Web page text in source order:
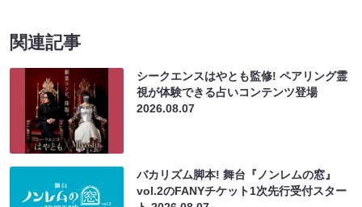
関連記事
シークエンスはやとも監修! ペアリング霊
視が体験できる占いコンテンツ登場
2026.08.07
バカリズム脚本! 舞台『ノンレムの窓』
vol.2のFANYチケット1次先行受付スター